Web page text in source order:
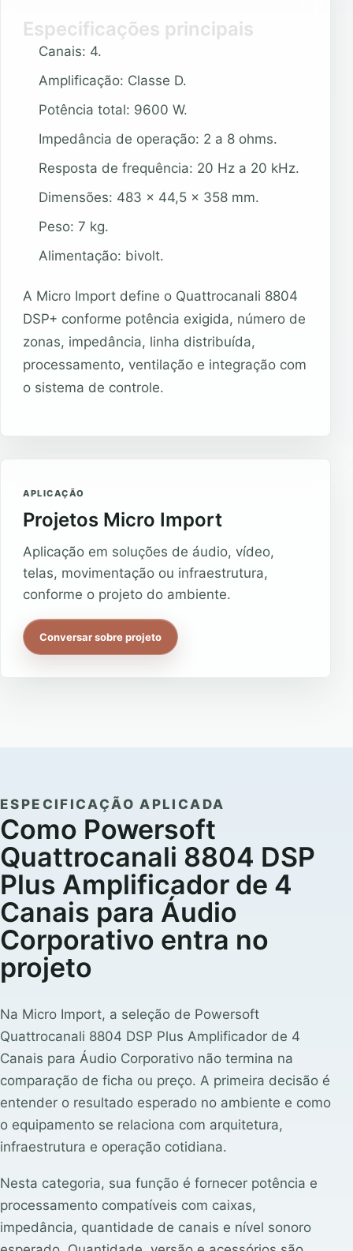
Especificações principais
Canais: 4.
Amplificação: Classe D.
Potência total: 9600 W.
Impedância de operação: 2 a 8 ohms.
Resposta de frequência: 20 Hz a 20 kHz.
Dimensões: 483 x 44,5 x 358 mm.
Peso: 7 kg.
Alimentação: bivolt.
A Micro Import define o Quattrocanali 8804
DSP+ conforme potência exigida, número de
zonas, impedância, linha distribuída,
processamento, ventilação e integração com
o sistema de controle.
APLICAÇÃO
Projetos Micro Import
Aplicação em soluções de áudio, vídeo,
telas, movimentação ou infraestrutura,
conforme o projeto do ambiente.
Conversar sobre projeto
ESPECIFICAÇÃO APLICADA
Como Powersoft
Quattrocanali 8804 DSP
Plus Amplificador de 4
Canais para Áudio
Corporativo entra no
projeto
Na Micro Import, a seleção de Powersoft
Quattrocanali 8804 DSP Plus Amplificador de 4
Canais para Áudio Corporativo não termina na
comparação de ficha ou preço. A primeira decisão é
entender o resultado esperado no ambiente e como
o equipamento se relaciona com arquitetura,
infraestrutura e operação cotidiana.
Nesta categoria, sua função é fornecer potência e
processamento compatíveis com caixas,
impedância, quantidade de canais e nível sonoro